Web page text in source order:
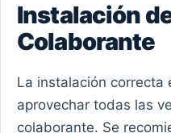
Instalación
Colaborante
La instalación correcta
aprovechar todas las
colaborante. Se